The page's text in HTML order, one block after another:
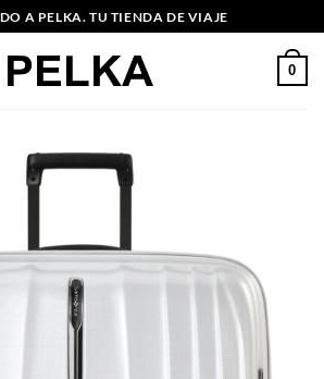
A PELKA. TU TIENDA DE VIAJE
0